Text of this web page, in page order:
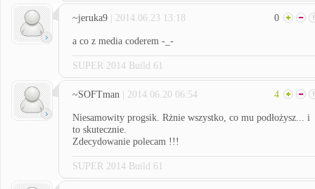
~jeruka9 | 2014.06.23 13:18 0
a co z media coderem -_-
SUPER 2014 Build 61
~SOFTman | 2014.06.20 06:54 4
Niesamowity progsik. Rżnie wszystko, co mu podłożysz... i
to skutecznie.
Zdecydowanie polecam !!!
SUPER 2014 Build 61